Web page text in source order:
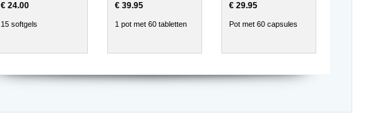
€ 24.00
15 softgels
€ 39.95
1 pot met 60 tabletten
€ 29.95
Pot met 60 capsules